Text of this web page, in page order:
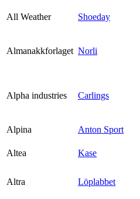
All Weather
Shoeday
Almanakkforlaget Norli
Alpha industries Carlings
Alpina
Anton Sport
Altea
Kase
Altra Löplabbet